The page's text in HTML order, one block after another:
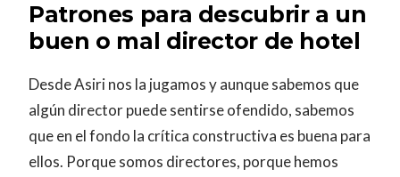
Patrones para descubrir a un
buen o mal director de hotel
Desde Asiri nos la jugamos y aunque sabemos que
algún director puede sentirse ofendido, sabemos
que en el fondo la crítica constructiva es buena para
ellos. Porque somos directores, porque hemos